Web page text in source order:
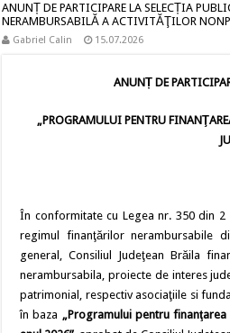
ANUNȚ DE PARTICIPARE LA SELECȚIA
NERAMBURSABILĂ A ACTIVITĂŢILOR
Gabriel Calin 15.07.2026
ANUNȚ DE
„PROGRAMULUI PENTRU
În conformitate cu Legea nr. 350 din
regimul finanţărilor nerambursabile
general, Consiliul Judeţean Brăila
nerambursabila, proiecte de interes
patrimonial, respectiv asociaţiile si
în baza „Programului pentru